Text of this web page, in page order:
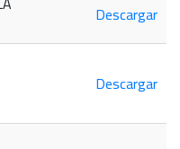
Descargar
Descargar